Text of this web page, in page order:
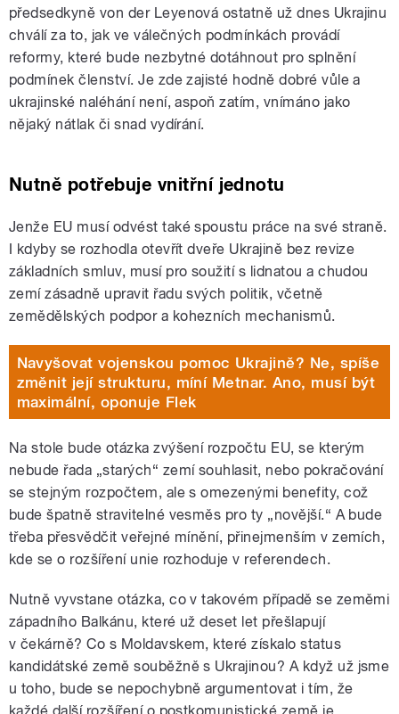
předsedkyně von der Leyenová ostatně už dnes Ukrajinu
chválí za to, jak ve válečných podmínkách provádí
reformy, které bude nezbytné dotáhnout pro splnění
podmínek členství. Je zde zajisté hodně dobré vůle a
ukrajinské naléhání není, aspoň zatím, vnímáno jako
nějaký nátlak či snad vydírání.
Nutně potřebuje vnitřní jednotu
Jenže EU musí odvést také spoustu práce na své straně.
I kdyby se rozhodla otevřít dveře Ukrajině bez revize
základních smluv, musí pro soužití s lidnatou a chudou
zemí zásadně upravit řadu svých politik, včetně
zemědělských podpor a kohezních mechanismů.
Navyšovat vojenskou pomoc Ukrajině? Ne, spíše
změnit její strukturu, míní Metnar. Ano, musí být
maximální, oponuje Flek
Na stole bude otázka zvýšení rozpočtu EU, se kterým
nebude řada „starých“ zemí souhlasit, nebo pokračování
se stejným rozpočtem, ale s omezenými benefity, což
bude špatně stravitelné vesměs pro ty „novější.“ A bude
třeba přesvědčit veřejné mínění, přinejmenším v zemích,
kde se o rozšíření unie rozhoduje v referendech.
Nutně vyvstane otázka, co v takovém případě se zeměmi
západního Balkánu, které už deset let přešlapují
v čekárně? Co s Moldavskem, které získalo status
kandidátské země souběžně s Ukrajinou? A když už jsme
u toho, bude se nepochybně argumentovat i tím, že